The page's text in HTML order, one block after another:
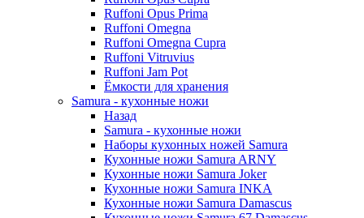
Ruffoni Opus Prima
Ruffoni Omegna
Ruffoni Omegna Cupra
Ruffoni Vitruvius
Ruffoni Jam Pot
Ёмкости для хранения
Samura - кухонные ножи
Назад
Samura - кухонные ножи
Наборы кухонных ножей Samura
Кухонные ножи Samura ARNY
Кухонные ножи Samura Joker
Кухонные ножи Samura INKA
Кухонные ножи Samura Damascus